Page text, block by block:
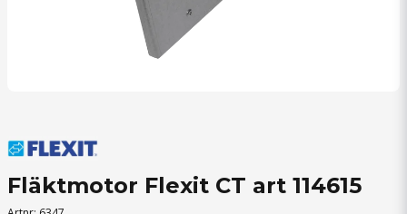
Fläktmotor Flexit CT art 114615